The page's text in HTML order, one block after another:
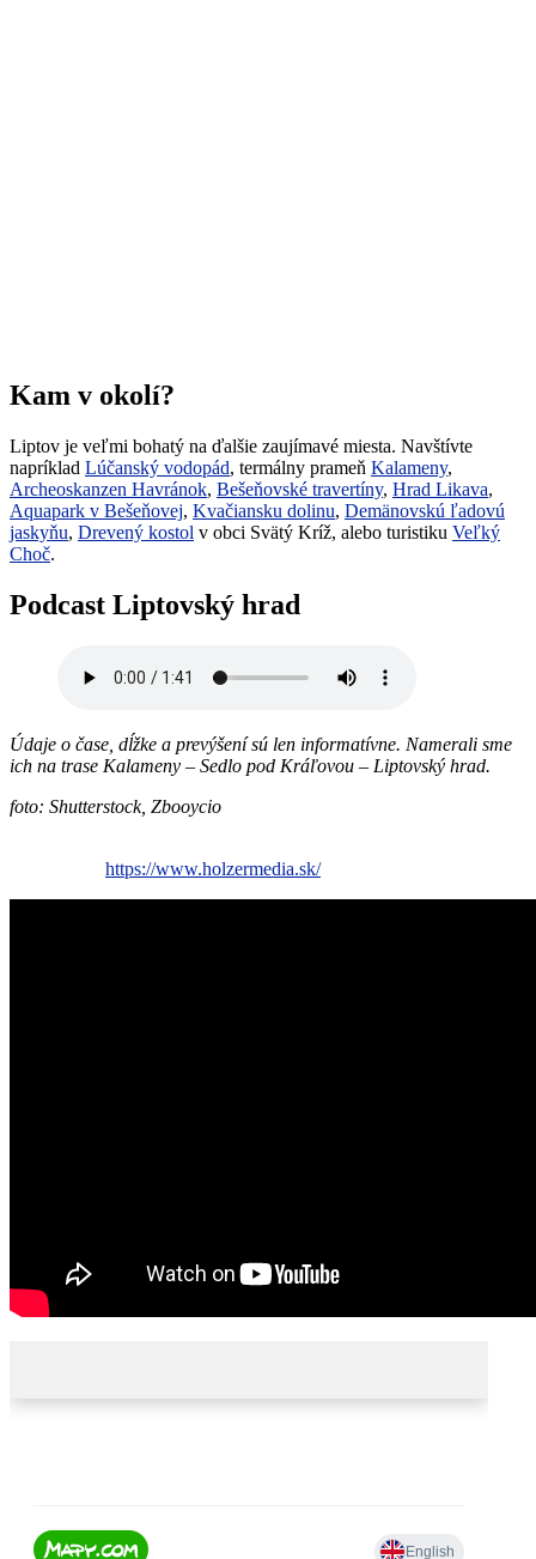
Kam v okolí?
Liptov je veľmi bohatý na ďalšie zaujímavé miesta. Navštívte
napríklad Lúčanský vodopád, termálny prameň Kalameny,
Archeoskanzen Havránok, Bešeňovské travertíny, Hrad Likava,
Aquapark v Bešeňovej, Kvačiansku dolinu, Demänovskú ľadovú
jaskyňu, Drevený kostol v obci Svätý Kríž, alebo turistiku Veľký
Choč.
Podcast Liptovský hrad
Údaje o čase, dĺžke a prevýšení sú len informatívne. Namerali sme
ich na trase Kalameny – Sedlo pod Kráľovou – Liptovský hrad.
foto: Shutterstock, Zbooycio
https://www.holzermedia.sk/